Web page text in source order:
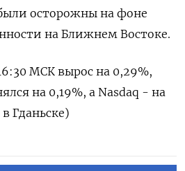
осторожны на фоне
на Ближнем Востоке.
МСК вырос на 0,29%,
на 0,19%, а Nasdaq - на
Гданьске)